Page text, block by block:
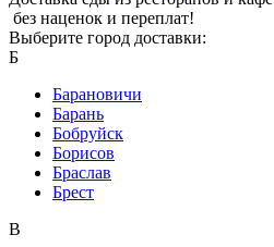
без наценок и переплат!
Выберите город доставки:
Б
Барановичи
Барань
Бобруйск
Борисов
Браслав
Брест
В